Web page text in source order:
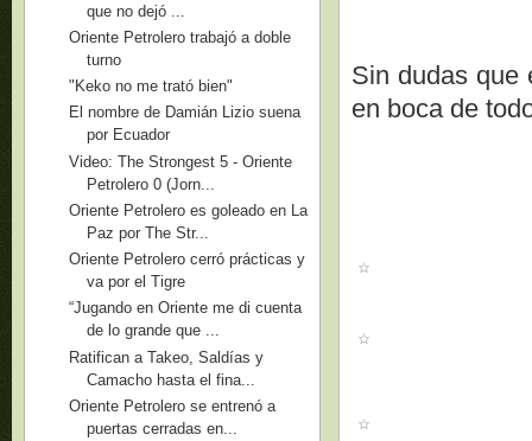
Sin dudas que
en boca de
que no dejó ...
Oriente Petrolero trabajó a doble
turno
"Keko no me trató bien"
El nombre de Damián Lizio suena
por Ecuador
Video: The Strongest 5 - Oriente
Petrolero 0 (Jorn...
Oriente Petrolero es goleado en La
Paz por The Str...
Oriente Petrolero cerró prácticas y
va por el Tigre
“Jugando en Oriente me di cuenta
de lo grande que ...
Ratifican a Takeo, Saldías y
Camacho hasta el fina...
Oriente Petrolero se entrenó a
puertas cerradas en...